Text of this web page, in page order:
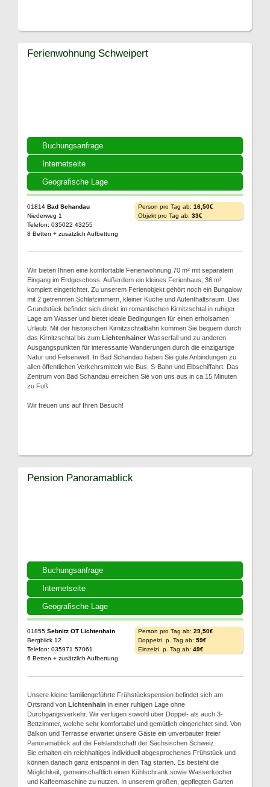
Buchungsanfrage
Internetseite
Geografische Lage
Ferienwohnung Schweipert
01814 Bad Schandau
Niederweg 1
Telefon: 035022 43255
8 Betten + zusätzlich Aufbettung
Person pro Tag ab: 16,50€
Objekt pro Tag ab: 33€
Wir bieten Ihnen eine komfortable Ferienwohnung 70 m² mit separatem
Eingang im Erdgeschoss. Außerdem ein kleines Ferienhaus, 36 m²
komplett eingerichtet. Zu unserem Ferienobjekt gehört noch ein Bungalow
mit 2 getrennten Schlafzimmern, kleiner Küche und Aufenthaltsraum. Das
Grundstück befindet sich direkt im romantischen Kirnitzschtal in ruhiger
Lage am Wasser und bietet ideale Bedingungen für einen erholsamen
Urlaub. Mit der historischen Kirnitzschtalbahn kommen Sie bequem durch
das Kirnitzschtal bis zum Lichtenhainer Wasserfall und zu anderen
Ausgangspunkten für interessante Wanderungen durch die einzigartige
Natur und Felsenwelt. In Bad Schandau haben Sie gute Anbindungen zu
allen öffentlichen Verkehrsmitteln wie Bus, S-Bahn und Elbschiffahrt. Das
Zentrum von Bad Schandau erreichen Sie von uns aus in ca.15 Minuten
zu Fuß.
Wir freuen uns auf Ihren Besuch!
Buchungsanfrage
Internetseite
Geografische Lage
Pension Panoramablick
01855 Sebnitz OT Lichtenhain
Bergblick 12
Telefon: 035971 57061
6 Betten + zusätzlich Aufbettung
Person pro Tag ab: 29,50€
Doppelzi. p. Tag ab: 59€
Einzelzi. p. Tag ab: 49€
Unsere kleine familiengeführte Frühstückspension befindet sich am
Ortsrand von Lichtenhain in einer ruhigen Lage ohne
Durchgangsverkehr. Wir verfügen sowohl über Doppel- als auch 3-
Bettzimmer, welche sehr komfortabel und gemütlich eingerichtet sind. Von
Balkon und Terrasse erwartet unsere Gäste ein unverbauter freier
Panoramablick auf die Felslandschaft der Sächsischen Schweiz.
Sie erhalten ein reichhaltiges individuell abgesprochenes Frühstück und
können danach ganz entspannt in den Tag starten. Es besteht die
Möglichkeit, gemeinschaftlich einen Kühlschrank sowie Wasserkocher
und Kaffeemaschine zu nutzen. In unserem großen, gepflegten Garten